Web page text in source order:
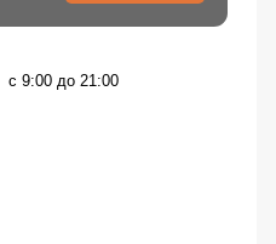
с 9:00 до 21:00